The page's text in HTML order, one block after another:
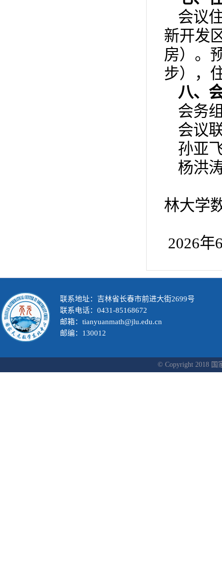
会议
新开发
房）。
步），
八、
会务
会议
孙亚
杨洪
林大学
2026年
联系地址：吉林省长春市前进大街2699号
联系电话：0431-85168672
邮箱：tianyuanmath@jlu.edu.cn
邮编：130012
© Copyright 2018 国